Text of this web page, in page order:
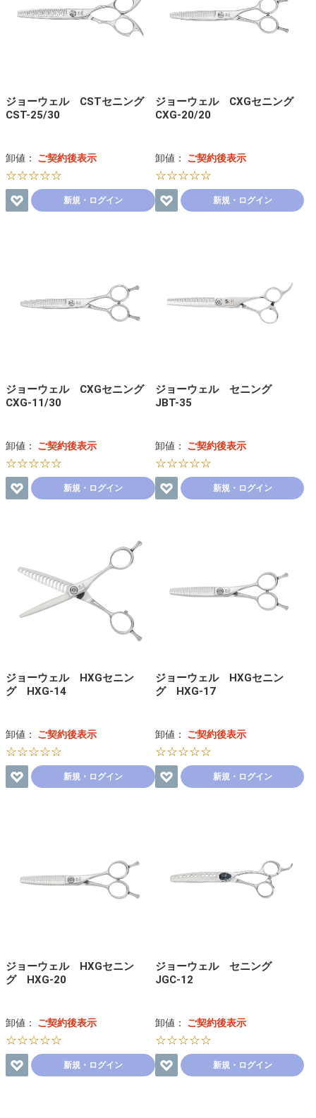
ジョーウェル CSTセニング
CST-25/30
卸値： ご契約後表示
☆☆☆☆☆
新規・ログイン
ジョーウェル CXGセニング
CXG-20/20
卸値： ご契約後表示
☆☆☆☆☆
新規・ログイン
ジョーウェル CXGセニング
CXG-11/30
卸値： ご契約後表示
☆☆☆☆☆
新規・ログイン
ジョーウェル セニング
JBT-35
卸値： ご契約後表示
☆☆☆☆☆
新規・ログイン
ジョーウェル HXGセニン
グ HXG-14
卸値： ご契約後表示
☆☆☆☆☆
新規・ログイン
ジョーウェル HXGセニン
グ HXG-17
卸値： ご契約後表示
☆☆☆☆☆
新規・ログイン
ジョーウェル HXGセニン
グ HXG-20
卸値： ご契約後表示
☆☆☆☆☆
新規・ログイン
ジョーウェル セニング
JGC-12
卸値： ご契約後表示
☆☆☆☆☆
新規・ログイン